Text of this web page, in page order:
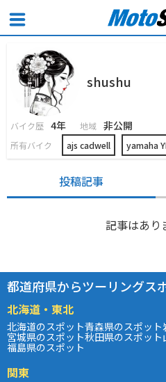
shushu
バイク歴 4年 地域 非公開
所有バイク ajs cadwell yamaha
投稿記事
記事はあり
都道府県からツーリングス
北海道・東北
北海道のスポット青森県のスポット
宮城県のスポット秋田県のスポット
福島県のスポット
関東